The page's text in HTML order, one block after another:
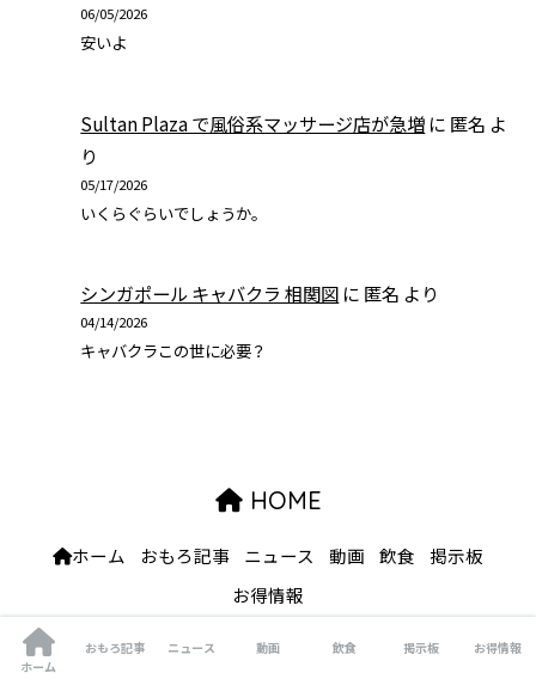
06/05/2026
安いよ
Sultan Plaza で風俗系マッサージ店が急増 に 匿名 よ
り
05/17/2026
いくらぐらいでしょうか。
シンガポール キャバクラ 相関図 に 匿名 より
04/14/2026
キャバクラこの世に必要？
HOME
ホーム おもろ記事 ニュース 動画 飲食
掲示板
お得情報
© 2026 ハロアジ All rights reserved.
ホーム
おもろ記事 ニュース 動画 飲食 掲示板 お得情報